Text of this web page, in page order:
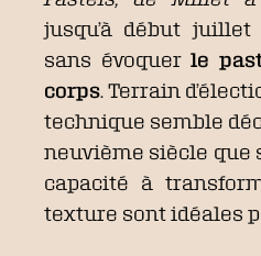
jusqu’à début juillet
sans évoquerle
corps. Terrain
technique semble
neuvième siècle que
capacité à
texture sont idéales